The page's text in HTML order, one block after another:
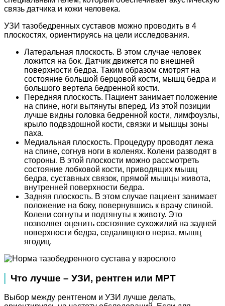
связь датчика и кожи человека.
УЗИ тазобедренных суставов можно проводить в 4
плоскостях, ориентируясь на цели исследования.
Латеральная плоскость. В этом случае человек
ложится на бок. Датчик движется по внешней
поверхности бедра. Таким образом смотрят на
состояние большой берцовой кости, мышц бедра и
большого вертела бедренной кости.
Передняя плоскость. Пациент занимает положение
на спине, ноги вытянуты вперед. Из этой позиции
лучше видны головка бедренной кости, лимфоузлы,
крыло подвздошной кости, связки и мышцы зоны
паха.
Медиальная плоскость. Процедуру проводят лежа
на спине, согнув ноги в коленях. Колени разводят в
стороны. В этой плоскости можно рассмотреть
состояние лобковой кости, приводящих мышц
бедра, суставных связок, прямой мышцы живота,
внутренней поверхности бедра.
Задняя плоскость. В этом случае пациент занимает
положение на боку, повернувшись к врачу спиной.
Колени согнуты и подтянуты к животу. Это
позволяет оценить состояние сухожилий на задней
поверхности бедра, седалищного нерва, мышц
ягодиц.
Что лучше – УЗИ, рентген или МРТ
Выбор между рентгеном и УЗИ лучше делать,